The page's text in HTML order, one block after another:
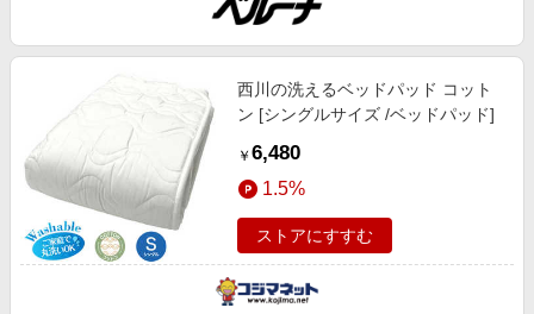
西川の洗えるベッドパッド コット
ン [シングルサイズ /ベッドパッド]
￥ 6,480
1.5%
ストアにすすむ